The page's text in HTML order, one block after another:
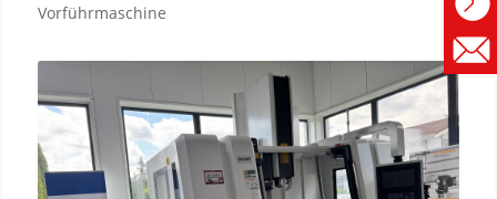
Vorführmaschine